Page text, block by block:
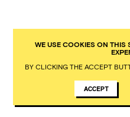
WE USE COOKIES ON THIS
BY CLICKING THE ACCEPT
ACCEPT